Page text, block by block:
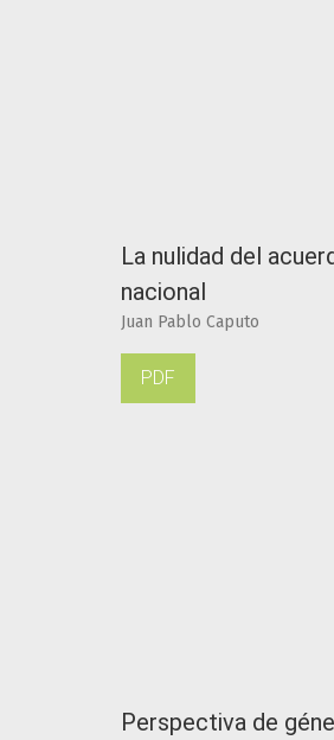
La nulidad del
nacional
Juan Pablo Caputo
PDF
Perspectiva de